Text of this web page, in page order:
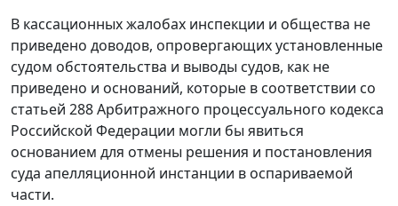
В кассационных жалобах инспекции и общества не
приведено доводов, опровергающих установленные
судом обстоятельства и выводы судов, как не
приведено и оснований, которые в соответствии со
статьей 288Арбитражного процессуального кодекса
Российской Федерации могли бы явиться
основанием для отмены решения и постановления
суда апелляционной инстанции в оспариваемой
части.